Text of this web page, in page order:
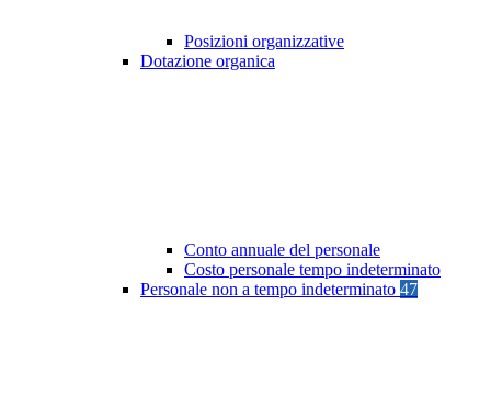
Posizioni organizzative
Dotazione organica
Conto annuale del personale
Costo personale tempo indeterminato
Personale non a tempo indeterminato 47